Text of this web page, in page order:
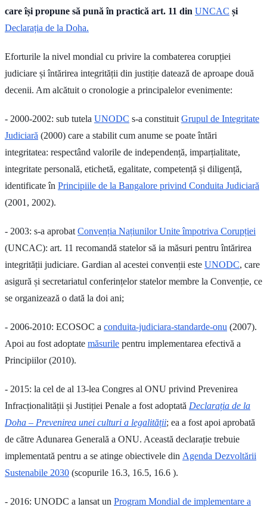
care își propune să pună în practică art. 11 din UNCAC și
Declarația de la Doha.
Eforturile la nivel mondial cu privire la combaterea corupției
judiciare și întărirea integrității din justiție datează de aproape două
decenii. Am alcătuit o cronologie a principalelor evenimente:
- 2000-2002: sub tutela UNODC s-a constituit Grupul de Integritate
Judiciară (2000) care a stabilit cum anume se poate întări
integritatea: respectând valorile de independență, imparțialitate,
integritate personală, etichetă, egalitate, competență și diligență,
identificate în Principiile de la Bangalore privind Conduita Judiciară
(2001, 2002).
- 2003: s-a aprobat Convenția Națiunilor Unite împotriva Corupției
(UNCAC): art. 11 recomandă statelor să ia măsuri pentru întărirea
integrității judiciare. Gardian al acestei convenții este UNODC, care
asigură și secretariatul conferințelor statelor membre la Convenție, ce
se organizează o dată la doi ani;
- 2006-2010: ECOSOC a conduita-judiciara-standarde-onu (2007).
Apoi au fost adoptate măsurile pentru implementarea efectivă a
Principiilor (2010).
- 2015: la cel de al 13-lea Congres al ONU privind Prevenirea
Infracționalității și Justiției Penale a fost adoptată Declarația de la
Doha – Prevenirea unei culturi a legalității; ea a fost apoi aprobată
de către Adunarea Generală a ONU. Această declarație trebuie
implementată pentru a se atinge obiectivele din Agenda Dezvoltării
Sustenabile 2030 (scopurile 16.3, 16.5, 16.6 ).
- 2016: UNODC a lansat un Program Mondial de implementare a